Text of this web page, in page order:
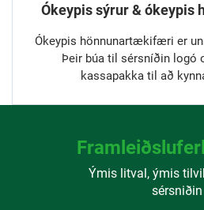
Ókeypis sýrur &
Ókeypis hönnunartækifæri er
Þeir búa til sérsníðin logó
kassapakka til að
Ýmis litval, ýmis
sérsniðin